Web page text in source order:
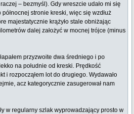
– bezmyśl). Gdy wreszcie udało mi się
stronie kreski, więc się wzdłuż
majestatycznie krążyło stale obniżając
dalej założyć w mocnej trójce (minus
przyzwoite dwa średniego i po
na południe od kreski. Prędkość
i rozpocząłem lot do drugiego. Wydawało
acz kategorycznie zasugerował nam
w regularny szlak wyprowadzający prosto w